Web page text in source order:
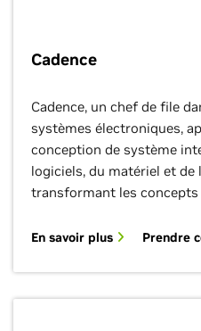
Cadence
Cadence, un chef de file
systèmes électroniques,
conception de système
logiciels, du matériel et
transformant les concepts
En savoir plus Prendre